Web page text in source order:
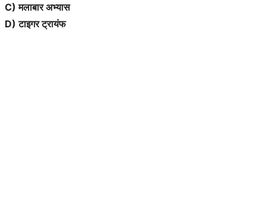
C) मलाबार अभ्यास
D) टाइगर ट्रायंफ